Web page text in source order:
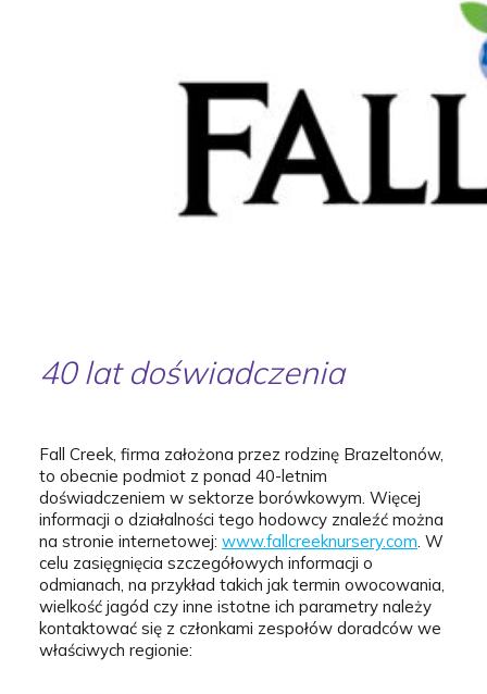
40 lat doświadczenia
Fall Creek, firma założona przez rodzinę Brazeltonów,
to obecnie podmiot z ponad 40-letnim
doświadczeniem w sektorze borówkowym. Więcej
informacji o działalności tego hodowcy znaleźć można
na stronie internetowej: www.fallcreeknursery.com. W
celu zasięgnięcia szczegółowych informacji o
odmianach, na przykład takich jak termin owocowania,
wielkość jagód czy inne istotne ich parametry należy
kontaktować się z członkami zespołów doradców we
właściwych regionie: